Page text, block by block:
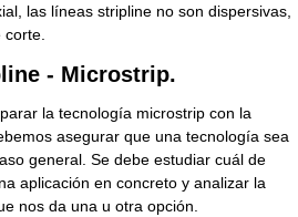
las líneas stripline no son dispersivas,
- Microstrip.
la tecnología microstrip con la
asegurar que una tecnología sea
general. Se debe estudiar cuál de
aplicación en concreto y analizar la
nos da una u otra opción.